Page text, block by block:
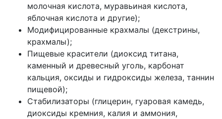
молочная кислота, муравьиная кислота,
яблочная кислота и другие);
Модифицированные крахмалы (декстрины,
крахмалы);
Пищевые красители (диоксид титана,
каменный и древесный уголь, карбонат
кальция, оксиды и гидроксиды железа, таннин
пищевой);
Стабилизаторы (глицерин, гуаровая камедь,
диоксиды кремния, калия и аммония,